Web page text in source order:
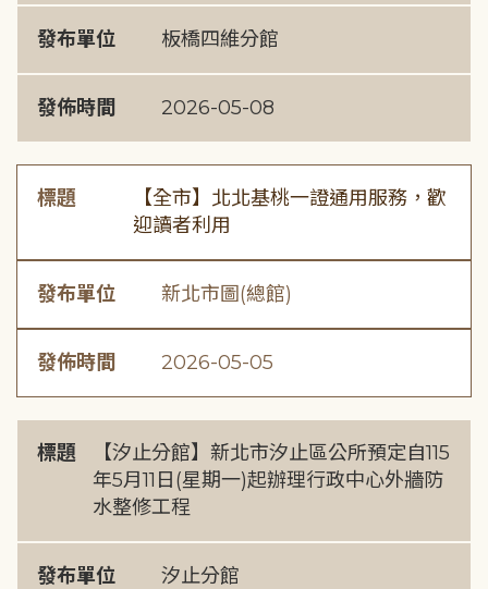
發布單位 板橋四維分館
發佈時間 2026-05-08
標題
【全市】北北基桃一證通用服務，歡
迎讀者利用
發布單位 新北市圖(總館)
發佈時間 2026-05-05
標題
【汐止分館】新北市汐止區公所預定自115
年5月11日(星期一)起辦理行政中心外牆防
水整修工程
發布單位 汐止分館